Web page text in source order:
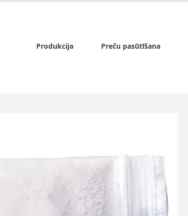
Produkcija Preču pasūtīšana